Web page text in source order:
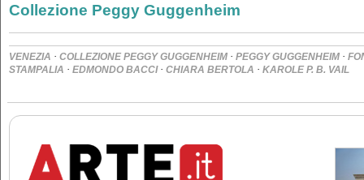
Collezione Peggy Guggenheim
VENEZIA · COLLEZIONE PEGGY GUGGENHEIM · PEGGY GUGGENHEIM ·
STAMPALIA · EDMONDO BACCI· CHIARA BERTOLA · KAROLE P. B. VAIL